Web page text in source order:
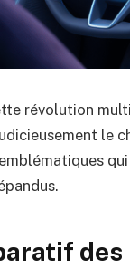
révolution
le